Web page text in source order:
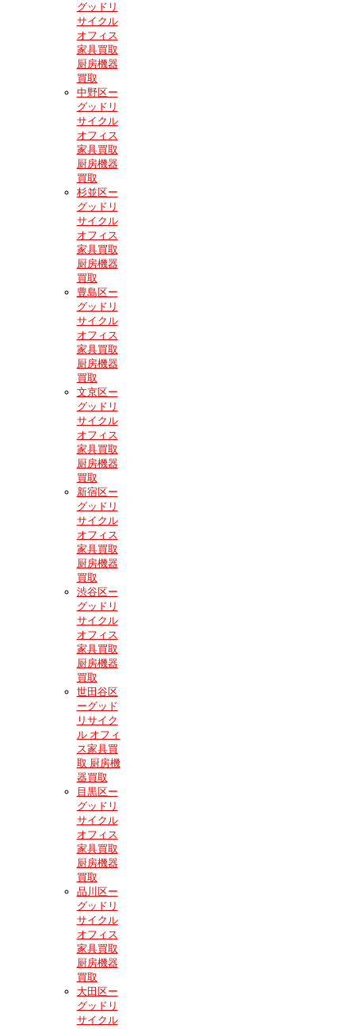
グッドリ
サイクル
オフィス
家具買取
厨房機器
買取
中野区ー
グッドリ
サイクル
オフィス
家具買取
厨房機器
買取
杉並区ー
グッドリ
サイクル
オフィス
家具買取
厨房機器
買取
豊島区ー
グッドリ
サイクル
オフィス
家具買取
厨房機器
買取
文京区ー
グッドリ
サイクル
オフィス
家具買取
厨房機器
買取
新宿区ー
グッドリ
サイクル
オフィス
家具買取
厨房機器
買取
渋谷区ー
グッドリ
サイクル
オフィス
家具買取
厨房機器
買取
世田谷区
ーグッド
リサイク
ル オフィ
ス家具買
取 厨房機
器買取
目黒区ー
グッドリ
サイクル
オフィス
家具買取
厨房機器
買取
品川区ー
グッドリ
サイクル
オフィス
家具買取
厨房機器
買取
大田区ー
グッドリ
サイクル